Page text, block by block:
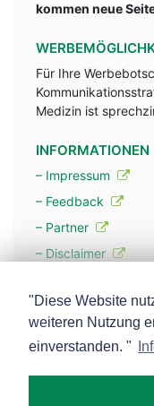
kommen neue
Für Ihre
Medizin ist
INFORMATIONEN
– Impressum
– Feedback
– Partner
– Disclaimer
– Werbung
– Mehr über unsere
"Diese Website
weiteren Nutzung
einverstanden. "